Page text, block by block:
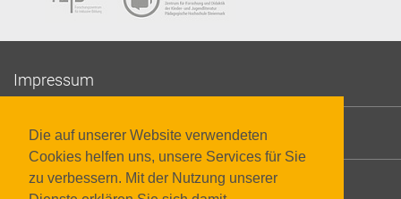
Die auf unserer Website verwendeten
Cookies helfen uns, unsere Services für Sie
zu verbessern. Mit der Nutzung unserer
Impressum
Datenschutzerklärung
Barrierefreiheit